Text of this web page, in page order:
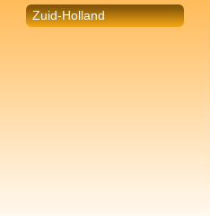
Zuid-Holland